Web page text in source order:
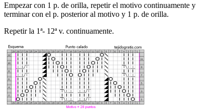
Empezar con 1 p. de orilla, repetir el motivo continuamente y
terminar con el p. posterior al motivo y 1 p. de orilla.
Repetir la 1ª- 12ª v. continuamente.